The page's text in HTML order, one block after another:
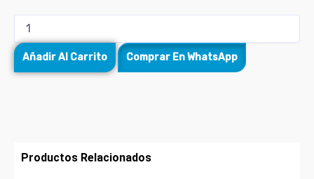
Añadir Al Carrito Comprar En WhatsApp
Productos Relacionados